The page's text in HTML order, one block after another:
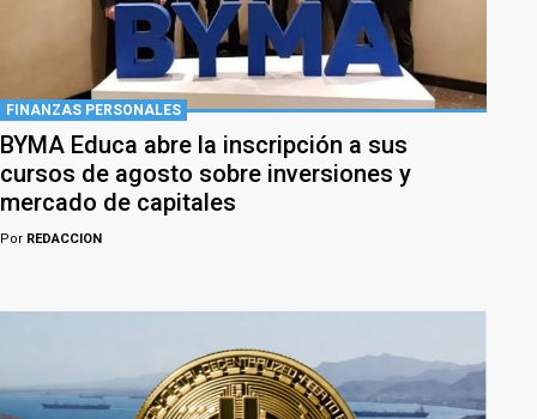
FINANZAS PERSONALES
BYMA Educa abre la inscripción a sus
cursos de agosto sobre inversiones y
mercado de capitales
Por REDACCION